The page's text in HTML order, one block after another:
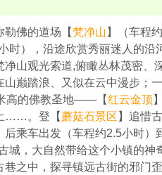
勒佛的道场【梵净山 】（车程
时），沿途欣赏秀丽迷人的
山观光索道,俯瞰丛林茂密、
山巅踏浪、又似在云中漫步
高的佛教圣地——【红云金顶
……。登【蘑菇石景区 】追惜
乘车出发（车程约2.5小时
城，大自然带给这个小镇的
之中，探寻镇远古街的邪门